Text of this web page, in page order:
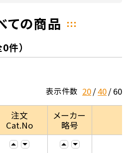
ての商品
件）
表示件数 20 40 60
注文
Cat.No
メーカー
略号